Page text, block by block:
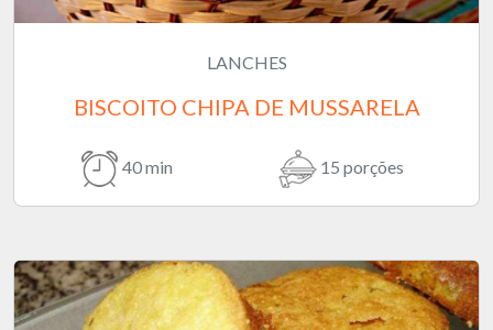
LANCHES
BISCOITO CHIPA DE MUSSARELA
40 min 15 porções